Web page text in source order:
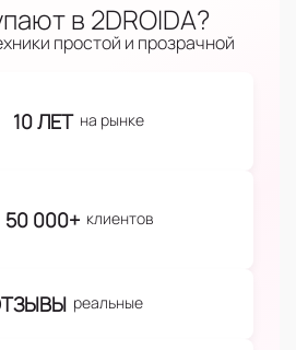
в 2DROIDA?
простой и прозрачной
10 ЛЕТ на рынке
50 000+ клиентов
реальные